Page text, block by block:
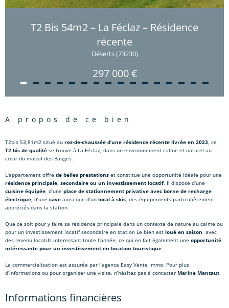
T2 Bis 54m2 – La Féclaz – Résidence
récente
Déserts (73230)
297 000 €
a propos de ce bien
T2bis 53,81m2 situé au rez-de-chaussée d’une résidence récente livrée en 2023, ce
T2 bis de qualité se trouve à La Féclaz, dans un environnement calme et naturel au
cœur du massif des Bauges.
L’appartement offre de belles prestations et constitue une opportunité idéale pour une
résidence principale, secondaire ou un investissement locatif. Il dispose d’une
cuisine équipée, d’une place de stationnement privative avec borne de recharge
électrique, d’une cave ainsi que d’un local à skis, des équipements particulièrement
appréciés dans la station.
Que ce soit pour y faire sa résidence principale dans un contexte de nature au calme ou
pour un investissement locatif secondaire en station Le bien est loué en saison, avec
des revenu locatifs interessant toute l'année, ce qui en fait également une opportunité
intéressante pour un investissement en location touristique.
La commercialisation est assurée par l’agence Easy Vente Immo. Pour plus
d’informations ou pour organiser une visite, n’hésitez pas à contacter Marine Mantaut.
Informations financières